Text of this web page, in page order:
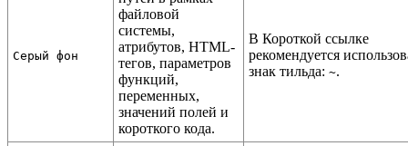
Серый фон
файловой
системы,
атрибутов, HTML-
тегов, параметров
функций,
переменных,
значений полей и
короткого кода.
В Короткой ссылке
рекомендуется
знак тильда: ~.